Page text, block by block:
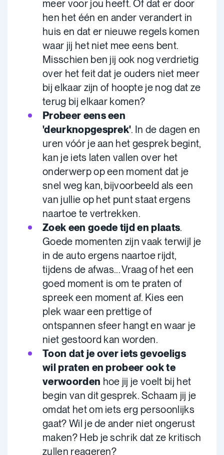
meer voor jou heeft. Of dat er door
hen het één en ander verandert in
huis en dat er nieuwe regels komen
waar jij het niet mee eens bent.
Misschien ben jij ook nog verdrietig
over het feit dat je ouders niet meer
bij elkaar zijn of hoopte je nog dat ze
terug bij elkaar komen?
Probeer eens een
'deurknopgesprek'. In de dagen en
uren vóór je aan het gesprek begint,
kan je iets laten vallen over het
onderwerp op een moment dat je
snel weg kan, bijvoorbeeld als een
van jullie op het punt staat ergens
naartoe te vertrekken.
Zoek een goede tijd en plaats.
Goede momenten zijn vaak terwijl je
in de auto ergens naartoe rijdt,
tijdens de afwas... Vraag of het een
goed moment is om te praten of
spreek een moment af. Kies een
plek waar een prettige of
ontspannen sfeer hangt en waar je
niet gestoord kan worden.
Toon dat je over iets gevoeligs
wil praten en probeer ook te
verwoorden hoe jij je voelt bij het
begin van dit gesprek. Schaam jij je
omdat het om iets erg persoonlijks
gaat? Wil je de ander niet ongerust
maken? Heb je schrik dat ze kritisch
zullen reageren?